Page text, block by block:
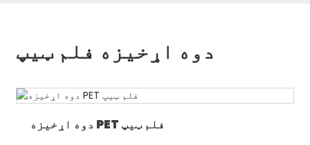
دوه اړخیزه فلم ټیپ
دوه اړخیزه PET فلم ټیپ